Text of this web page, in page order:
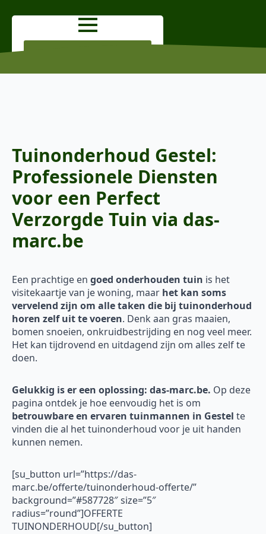
Tuinonderhoud Gestel:
Professionele Diensten
voor een Perfect
Verzorgde Tuin via das-
marc.be
Een prachtige en goed onderhouden tuin is het
visitekaartje van je woning, maar het kan soms
vervelend zijn om alle taken die bij tuinonderhoud
horen zelf uit te voeren. Denk aan gras maaien,
bomen snoeien, onkruidbestrijding en nog veel meer.
Het kan tijdrovend en uitdagend zijn om alles zelf te
doen.
Gelukkig is er een oplossing: das-marc.be. Op deze
pagina ontdek je hoe eenvoudig het is om
betrouwbare en ervaren tuinmannen in Gestel te
vinden die al het tuinonderhoud voor je uit handen
kunnen nemen.
[su_button url=”https://das-
marc.be/offerte/tuinonderhoud-offerte/”
background=”#587728″ size=”5″
radius=”round”]OFFERTE
TUINONDERHOUD[/su_button]